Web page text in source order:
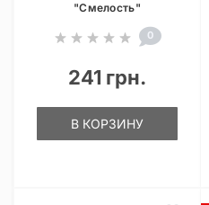
"Смелость"
0
241 грн.
В КОРЗИНУ